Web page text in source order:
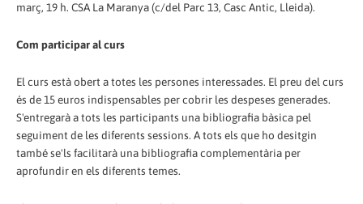
març, 19 h. CSA La Maranya (c/del Parc 13, Casc Antic, Lleida).
Com participar al curs
El curs està obert a totes les persones interessades. El preu del curs
és de 15 euros indispensables per cobrir les despeses generades.
S'entregarà a tots les participants una bibliografia bàsica pel
seguiment de les diferents sessions. A tots els que ho desitgin
també se'ls facilitarà una bibliografia complementària per
aprofundir en els diferents temes.